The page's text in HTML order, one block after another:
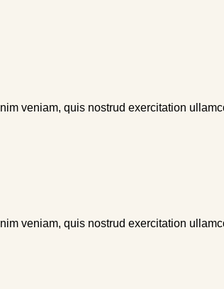
veniam, quis nostrud exercitation
veniam, quis nostrud exercitation